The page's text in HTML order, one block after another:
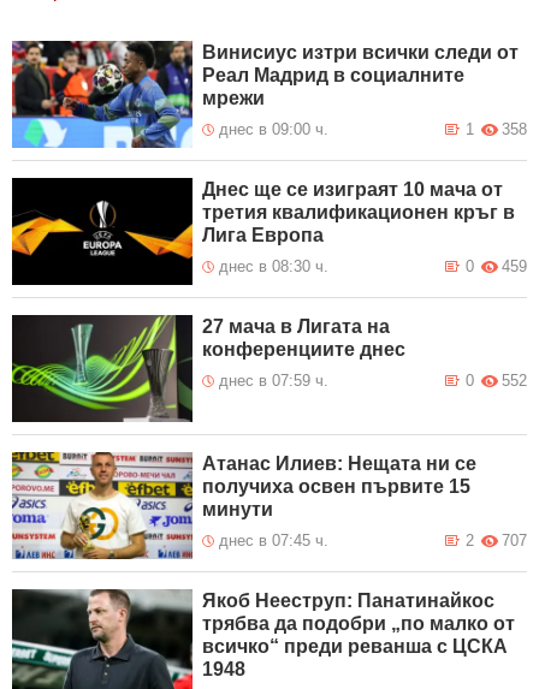
Винисиус изтри всички следи от
Реал Мадрид в социалните
мрежи
днес в 09:00 ч. 358
1
Днес ще се изиграят 10 мача от
третия квалификационен кръг в
Лига Европа
днес в 08:30 ч. 459
0
27 мача в Лигата на
конференциите днес
днес в 07:59 ч. 552
0
Атанас Илиев: Нещата ни се
получиха освен първите 15
минути
днес в 07:45 ч. 707
2
Якоб Нееструп: Панатинайкос
трябва да подобри „по малко от
всичко“ преди реванша с ЦСКА
1948